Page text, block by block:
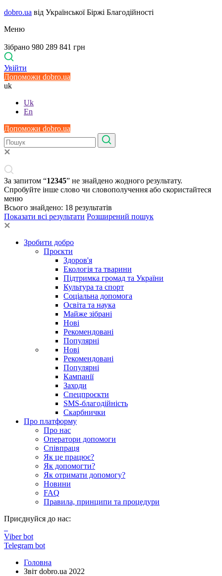
dobro.ua від Української Біржі Благодійності
Меню
Зібрано 980 289 841 грн
Увійти
Допоможи dobro.ua
uk
Uk
En
Допоможи dobro.ua
За запитом “12345” не знайдено жодного результату.
Спробуйте інше слово чи словополучення або скористайтеся
меню
Всього знайдено: 18 результатів
Показати всі результати Розширений пошук
Зробити добро
Проєкти
Здоров'я
Екологія та тварини
Підтримка громад та України
Культура та спорт
Соціальна допомога
Освіта та наука
Майже зібрані
Нові
Рекомендовані
Популярні
Нові
Рекомендовані
Популярні
Кампанії
Заходи
Спецпроєкти
SMS-благодійність
Скарбнички
Про платформу
Про нас
Оператори допомоги
Співпраця
Як це працює?
Як допомогти?
Як отримати допомогу?
Новини
FAQ
Правила, принципи та процедури
Приєднуйся до нас:
Viber bot
Telegram bot
Головна
Звіт dobro.ua 2022